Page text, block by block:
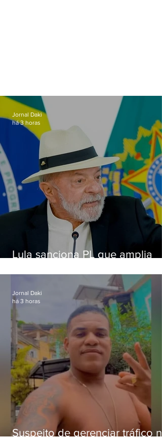
Lula sanciona PL que amplia
crianças
Jornal Daki
há 3 horas
Suspeito de gerenciar tráfico na
Jornal Daki
há 3 horas